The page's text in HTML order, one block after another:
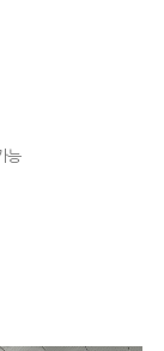
능